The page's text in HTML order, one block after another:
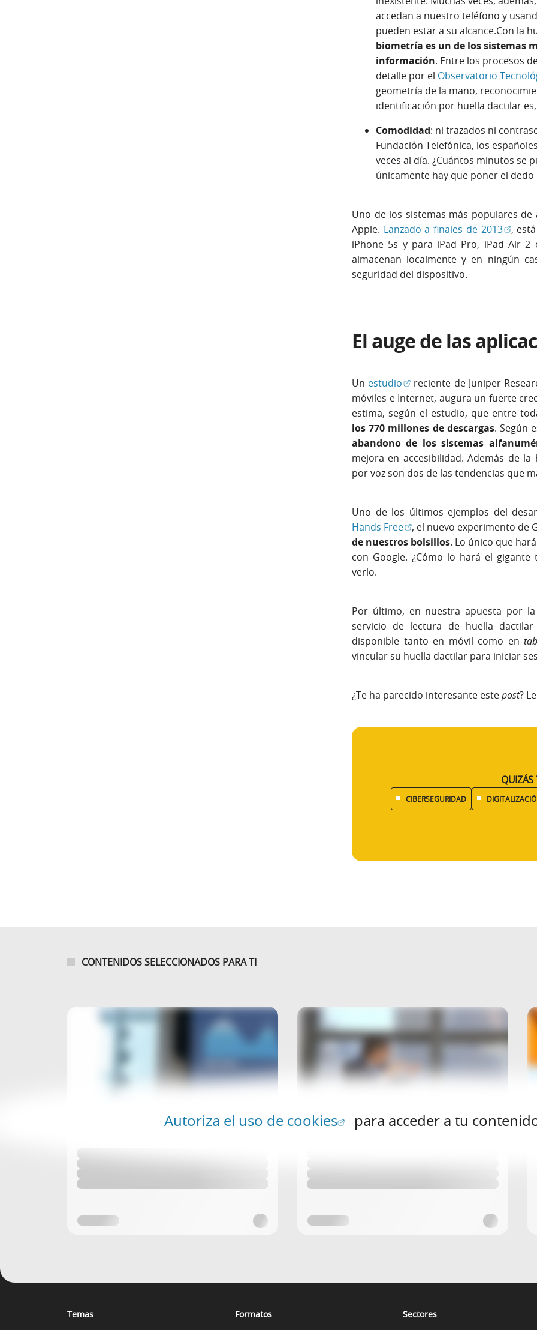
accedan a nuestro teléfono y
pueden estar a su alcance.Con la
biometría es un de los sistemas
información. Entre los procesos
detalle por el Observatorio
geometría de la mano,
identificación por huella dactilar
Comodidad: ni trazados ni
Fundación Telefónica, los
veces al día. ¿Cuántos minutos se
únicamente hay que poner el dedo
Uno de los sistemas más populares
Apple. Lanzado a finales de 2013(Abrir
, está
iPhone 5s y para iPad Pro, iPad Air
almacenan localmente y en ningún
seguridad del dispositivo.
El auge de las
Un estudio(Abrir en ventana nueva)
reciente de Juniper
móviles e Internet, augura un fuerte
estima, según el estudio, que entre
los 770 millones de descargas. Según
abandono de los sistemas
mejora en accesibilidad. Además de
por voz son dos de las tendencias que
Uno de los últimos ejemplos del
Hands Free(Abrir en ventana nueva)
, el nuevo experimento de
de nuestros bolsillos. Lo único que
con Google. ¿Cómo lo hará el
verlo.
Por último, en nuestra apuesta por la
servicio de lectura de huella
disponible tanto en móvil como en
vincular su huella dactilar para iniciar
¿Te ha parecido interesante estepost?
QUIZÁS
CIBERSEGURIDAD
CONTENIDOS SELECCIONADOS PARA TI
Autoriza el uso de cookies(Abrir en ventana nueva)
para acceder a tu
Temas Formatos Sectores